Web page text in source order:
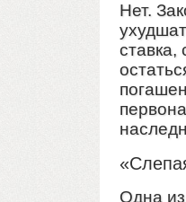
Нет.
ставка,
Одна